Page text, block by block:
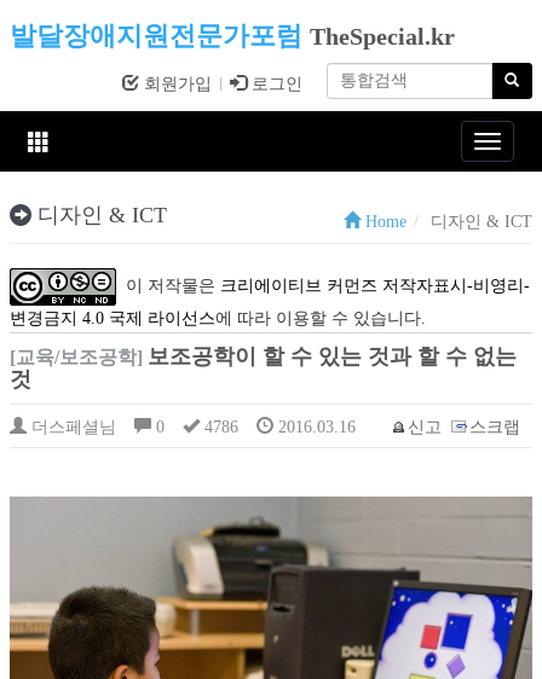
발달장애지원전문가포럼 TheSpecial.kr
회원가입 로그인
Toggle
디자인 & ICT Home 디자인 & ICT
이 저작물은 크리에이티브 커먼즈 저작자표시-비영리-
변경금지 4.0 국제 라이선스에 따라 이용할 수 있습니다.
[교육/보조공학] 보조공학이 할 수 있는 것과 할 수 없는
것
더스페셜님 0 4786 2016.03.16 신고 스크랩